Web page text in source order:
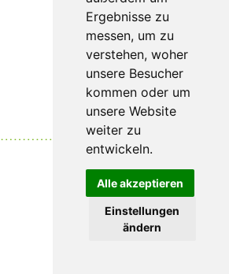
Ergebnisse zu
messen, um zu
verstehen, woher
unsere Besucher
kommen oder um
unsere Website
weiter zu
entwickeln.
Alle akzeptieren
Einstellungen
ändern
Datenschutz|